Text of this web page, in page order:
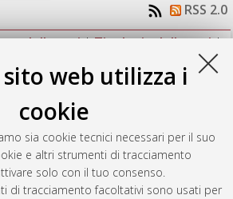
web utilizza i
cookie
sia cookie tecnici necessari per il suo
e altri strumenti di tracciamento
solo con il tuo consenso.
di tracciamento facoltativi sono usati per
RSS 2.0
della tesi|Tipologia della tesi|
based on SiPM with thermoelectric
di Bologna, Corso di Studio in